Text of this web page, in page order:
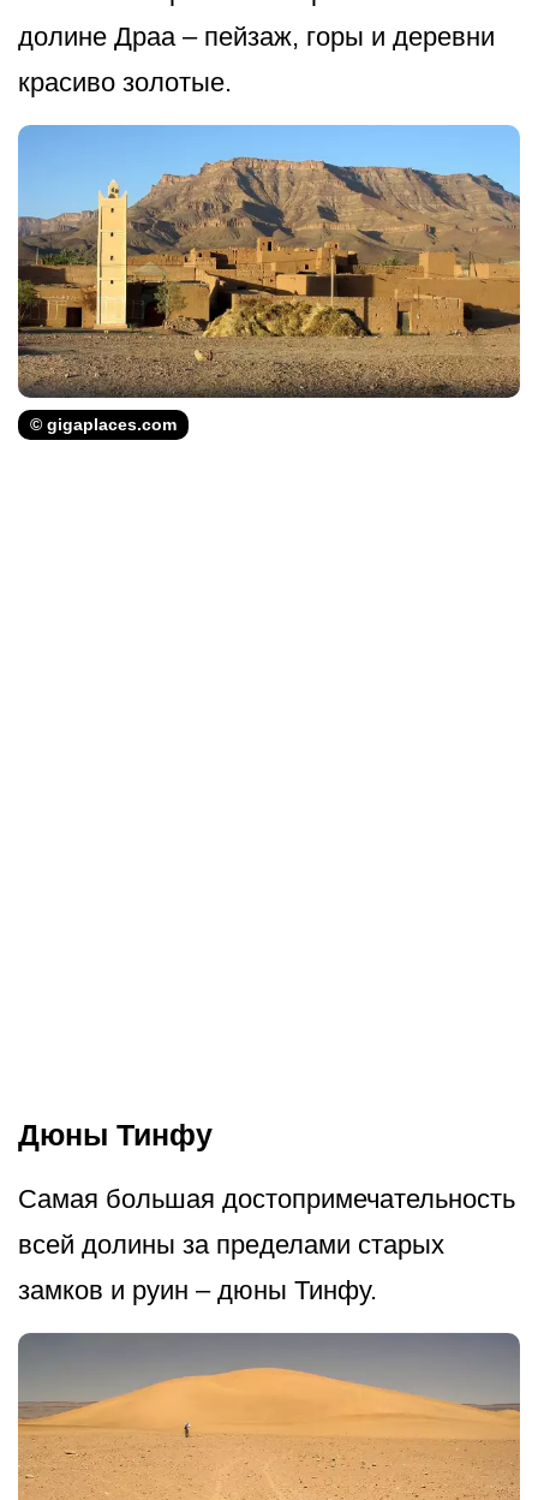
долине Драа – пейзаж, горы и деревни
красиво золотые.
© gigaplaces.com
Дюны Тинфу
Самая большая достопримечат­ельность
всей долины за пределами старых
замков и руин – дюны Тинфу.